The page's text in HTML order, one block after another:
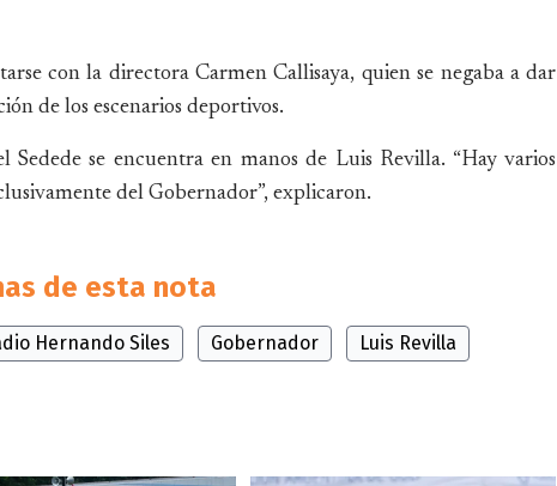
con la directora Carmen Callisaya, quien se negaba a dar
de los escenarios deportivos.
se encuentra en manos de Luis Revilla. “Hay varios
del Gobernador”, explicaron.
de esta nota
Hernando Siles Gobernador Luis Revilla